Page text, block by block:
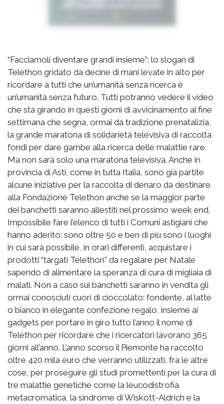
“Facciamoli diventare grandi insieme”: lo slogan di
Telethon gridato da decine di mani levate in alto per
ricordare a tutti che un’umanità senza ricerca è
un’umanità senza futuro. Tutti potranno vedere il video
che sta girando in questi giorni di avvicinamento al fine
settimana che segna, ormai da tradizione prenatalizia,
la grande maratona di solidarietà televisiva di raccolta
fondi per dare gambe alla ricerca delle malattie rare.
Ma non sarà solo una maratona televisiva. Anche in
provincia di Asti, come in tutta Italia, sono già partite
alcune iniziative per la raccolta di denaro da destinare
alla Fondazione Telethon anche se la maggior parte
dei banchetti saranno allestiti nel prossimo week end.
Impossibile fare l’elenco di tutti i Comuni astigiani che
hanno aderito; sono oltre 50 e ben di più sono i luoghi
in cui sarà possibile, in orari differenti, acquistare i
prodotti “targati Telethon” da regalare per Natale
sapendo di alimentare la speranza di cura di migliaia di
malati. Non a caso sui banchetti saranno in vendita gli
ormai conosciuti cuori di cioccolato: fondente, al latte
o bianco in elegante confezione regalo, insieme ai
gadgets per portare in giro tutto l’anno il nome di
Telethon per ricordare che i ricercatori lavorano 365
giorni all’anno. L’anno scorso il Piemonte ha raccolto
oltre 420 mila euro che verranno utilizzati, fra le altre
cose, per proseguire gli studi promettenti per la cura di
tre malattie genetiche come la leucodistrofia
metacromatica, la sindrome di Wiskott-Aldrich e la